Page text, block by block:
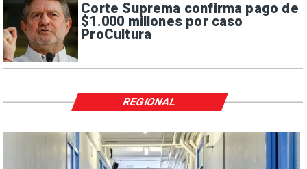
Corte Suprema confirma pago de
$1.000 millones por caso
ProCultura
REGIONAL